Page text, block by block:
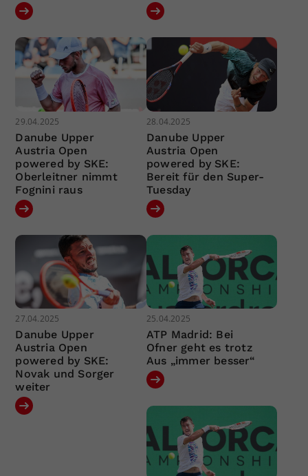
29.04.2025
Danube Upper
Austria Open
powered by SKE:
Oberleitner nimmt
Fognini raus
28.04.2025
Danube Upper
Austria Open
powered by SKE:
Bereit für den Super-
Tuesday
27.04.2025
Danube Upper
Austria Open
powered by SKE:
Novak und Sorger
weiter
25.04.2025
ATP Madrid: Bei
Ofner geht es trotz
Aus „immer besser“